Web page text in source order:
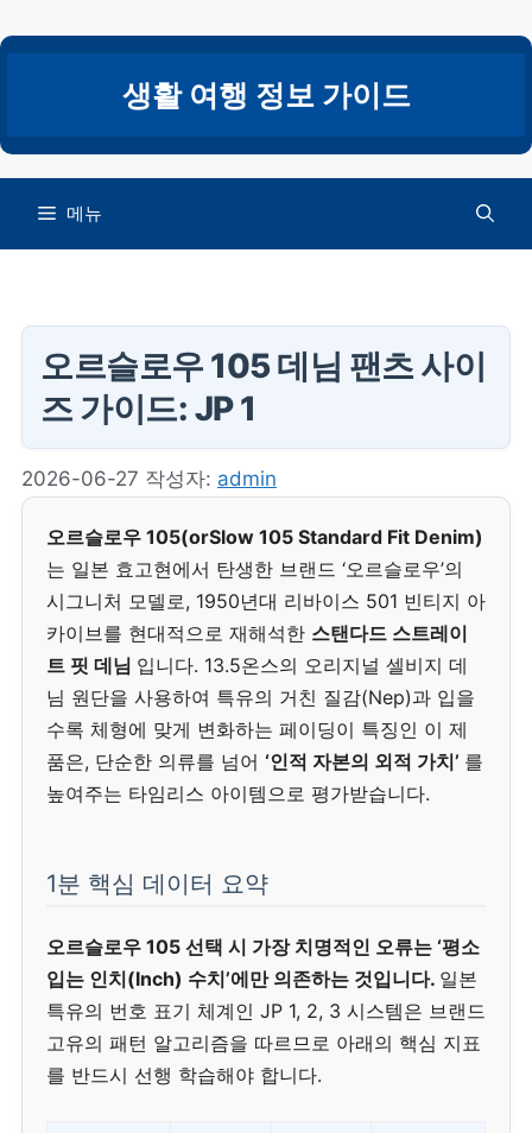
텐
건
너
생활 여행 정보 가이드
메뉴
오르슬로우 105 데님 팬츠 사이
즈 가이드: JP 1
2026-06-27 작성자: admin
오르슬로우 105(orSlow 105 Standard Fit Denim)
는 일본 효고현에서 탄생한 브랜드 ‘오르슬로우’의
시그니처 모델로, 1950년대 리바이스 501 빈티지 아
카이브를 현대적으로 재해석한 스탠다드 스트레이
트 핏 데님 입니다. 13.5온스의 오리지널 셀비지 데
님 원단을 사용하여 특유의 거친 질감(Nep)과 입을
수록 체형에 맞게 변화하는 페이딩이 특징인 이 제
품은, 단순한 의류를 넘어 ‘인적 자본의 외적 가치’ 를
높여주는 타임리스 아이템으로 평가받습니다.
1분 핵심 데이터 요약
오르슬로우 105 선택 시 가장 치명적인 오류는 ‘평소
입는 인치(Inch) 수치’에만 의존하는 것입니다. 일본
특유의 번호 표기 체계인 JP 1, 2, 3 시스템은 브랜드
고유의 패턴 알고리즘을 따르므로 아래의 핵심 지표
를 반드시 선행 학습해야 합니다.